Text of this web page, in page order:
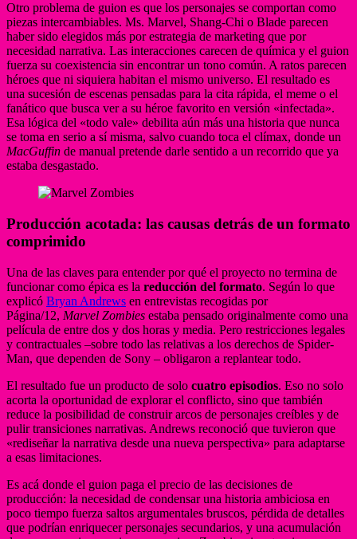
Otro problema de guion es que los personajes se comportan como
piezas intercambiables. Ms. Marvel, Shang-Chi o Blade parecen
haber sido elegidos más por estrategia de marketing que por
necesidad narrativa. Las interacciones carecen de química y el guion
fuerza su coexistencia sin encontrar un tono común. A ratos parecen
héroes que ni siquiera habitan el mismo universo. El resultado es
una sucesión de escenas pensadas para la cita rápida, el meme o el
fanático que busca ver a su héroe favorito en versión «infectada».
Esa lógica del «todo vale» debilita aún más una historia que nunca
se toma en serio a sí misma, salvo cuando toca el clímax, donde un
MacGuffin de manual pretende darle sentido a un recorrido que ya
estaba desgastado.
Producción acotada: las causas detrás de un formato
comprimido
Una de las claves para entender por qué el proyecto no termina de
funcionar como épica es la reducción del formato. Según lo que
explicó Bryan Andrews en entrevistas recogidas por
Página/12, Marvel Zombies estaba pensado originalmente como una
película de entre dos y dos horas y media. Pero restricciones legales
y contractuales –sobre todo las relativas a los derechos de Spider-
Man, que dependen de Sony – obligaron a replantear todo.
El resultado fue un producto de solo cuatro episodios. Eso no solo
acorta la oportunidad de explorar el conflicto, sino que también
reduce la posibilidad de construir arcos de personajes creíbles y de
pulir transiciones narrativas. Andrews reconoció que tuvieron que
«rediseñar la narrativa desde una nueva perspectiva» para adaptarse
a esas limitaciones.
Es acá donde el guion paga el precio de las decisiones de
producción: la necesidad de condensar una historia ambiciosa en
poco tiempo fuerza saltos argumentales bruscos, pérdida de detalles
que podrían enriquecer personajes secundarios, y una acumulación